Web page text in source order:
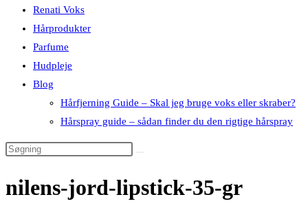
Renati Voks
Hårprodukter
Parfume
Hudpleje
Blog
Hårfjerning Guide – Skal jeg bruge voks eller skraber?
Hårspray guide – sådan finder du den rigtige hårspray
nilens-jord-lipstick-35-gr